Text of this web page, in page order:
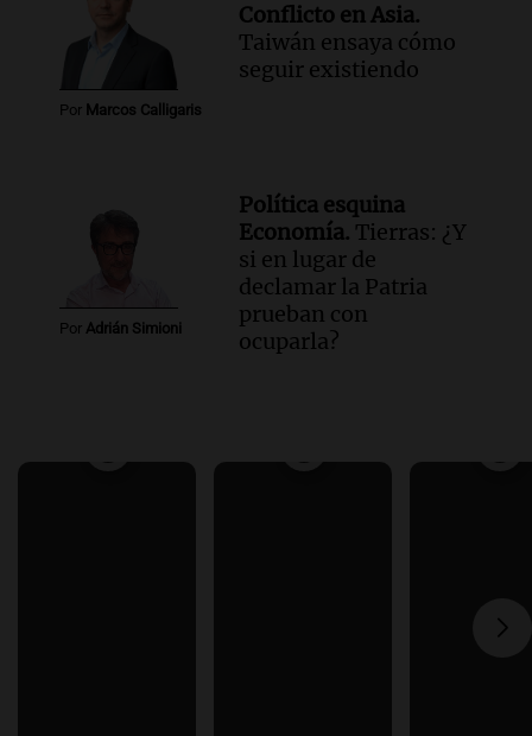
Por Marcos Calligaris
Conflicto en Asia.
Taiwán ensaya cómo
seguir existiendo
Por Adrián Simioni
Política esquina
Economía. Tierras: ¿Y
si en lugar de
declamar la Patria
prueban con
ocuparla?